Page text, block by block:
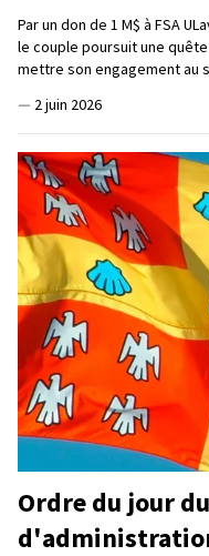
Par un don de 1 M$ à FSA
le couple poursuit une
mettre son engagement au
— 2 juin 2026
Ordre du jour